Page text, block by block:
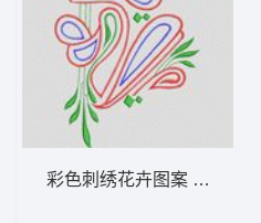
彩色刺绣花卉图案 植物花型